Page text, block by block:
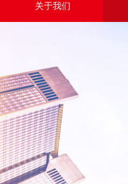
关于我们